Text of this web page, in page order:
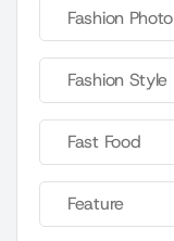
Fashion Photo
Fashion Style
Fast Food
Feature